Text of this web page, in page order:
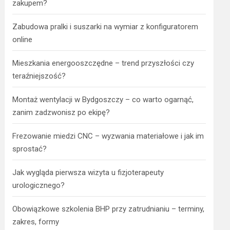
zakupem?
Zabudowa pralki i suszarki na wymiar z konfiguratorem
online
Mieszkania energooszczędne – trend przyszłości czy
teraźniejszość?
Montaż wentylacji w Bydgoszczy – co warto ogarnąć,
zanim zadzwonisz po ekipę?
Frezowanie miedzi CNC – wyzwania materiałowe i jak im
sprostać?
Jak wygląda pierwsza wizyta u fizjoterapeuty
urologicznego?
Obowiązkowe szkolenia BHP przy zatrudnianiu – terminy,
zakres, formy